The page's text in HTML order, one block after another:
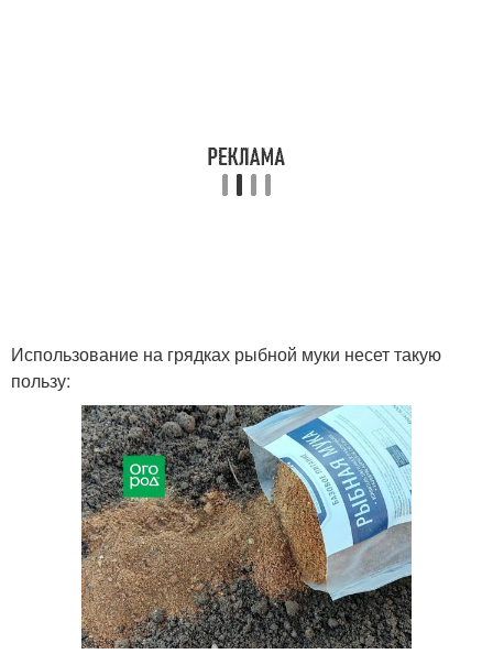
Использование на грядках рыбной муки несет такую
пользу: